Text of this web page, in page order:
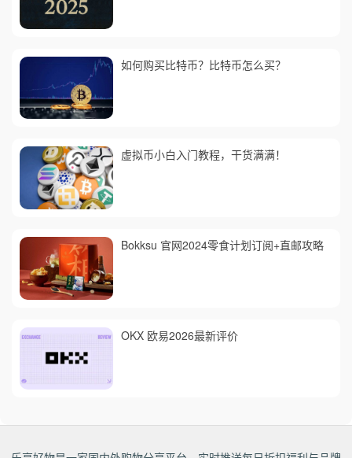
如何购买比特币？比特币怎么买？
虚拟币小白入门教程，干货满满！
Bokksu 官网2024零食计划订阅+直邮攻略
OKX 欧易2026最新评价